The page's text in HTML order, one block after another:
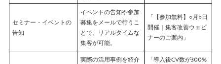
セミナー・イベントの
告知
イベントの告知や参加
募集をメールで行うこ
とで、リアルタイムな
集客が可能。
「【参加無料】○月○日
開催｜集客改善ウェビ
ナーのご案内」
実際の活用事例を紹介
「導入後CV数が300%